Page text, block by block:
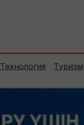
Технология Туризм